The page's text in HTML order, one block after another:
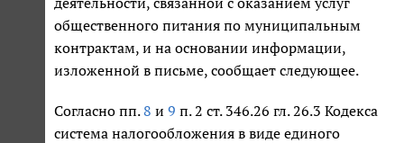
общественного питания по муниципальным
контрактам, и на основании информации,
изложенной в письме, сообщает следующее.
Согласно пп.8 и 9 п. 2 ст. 346.26 гл. 26.3 Кодекса
система налогообложения в виде единого